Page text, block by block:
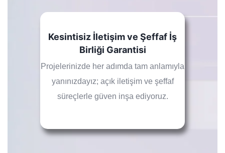
Kesintisiz İletişim ve Şeffaf İş
Birliği Garantisi
Projelerinizde her adımda tam anlamıyla
yanınızdayız; açık iletişim ve şeffaf
süreçlerle güven inşa ediyoruz.